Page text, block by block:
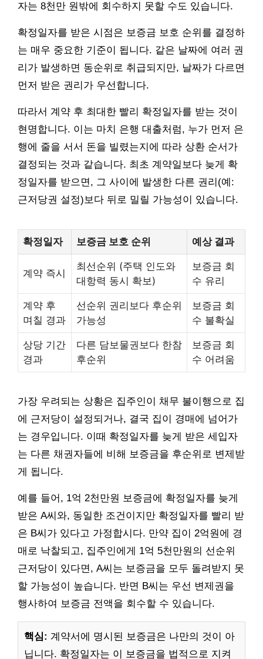
자는 8천만 원밖에 회수하지 못할 수도 있습니다.
확정일자를 받은 시점은 보증금 보호 순위를 결정하
는 매우 중요한 기준이 됩니다. 같은 날짜에 여러 권
리가 발생하면 동순위로 취급되지만, 날짜가 다르면
먼저 받은 권리가 우선합니다.
따라서 계약 후 최대한 빨리 확정일자를 받는 것이
현명합니다. 이는 마치 은행 대출처럼, 누가 먼저 은
행에 줄을 서서 돈을 빌렸는지에 따라 상환 순서가
결정되는 것과 같습니다. 최초 계약일보다 늦게 확
정일자를 받으면, 그 사이에 발생한 다른 권리(예:
근저당권 설정)보다 뒤로 밀릴 가능성이 있습니다.
확정일자 보증금 보호 순위 예상 결과
계약 즉시
최선순위 (주택 인도와
대항력 동시 확보)
보증금 회
수 유리
계약 후
며칠 경과
선순위 권리보다 후순위
가능성
보증금 회
수 불확실
상당 기간
경과
다른 담보물권보다 한참
후순위
보증금 회
수 어려움
가장 우려되는 상황은 집주인이 채무 불이행으로 집
에 근저당이 설정되거나, 결국 집이 경매에 넘어가
는 경우입니다. 이때 확정일자를 늦게 받은 세입자
는 다른 채권자들에 비해 보증금을 후순위로 변제받
게 됩니다.
예를 들어, 1억 2천만원 보증금에 확정일자를 늦게
받은 A씨와, 동일한 조건이지만 확정일자를 빨리 받
은 B씨가 있다고 가정합시다. 만약 집이 2억원에 경
매로 낙찰되고, 집주인에게 1억 5천만원의 선순위
근저당이 있다면, A씨는 보증금을 모두 돌려받지 못
할 가능성이 높습니다. 반면 B씨는 우선 변제권을
행사하여 보증금 전액을 회수할 수 있습니다.
핵심: 계약서에 명시된 보증금은 나만의 것이 아
닙니다. 확정일자는 이 보증금을 법적으로 지켜